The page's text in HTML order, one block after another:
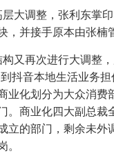
大调整，张利东掌
，并接手原本由张楠
又再次进行大调整
抖音本地生活业务
业化划分为大众消费
。商业化四大副总裁
立的部门，剩余未外
。